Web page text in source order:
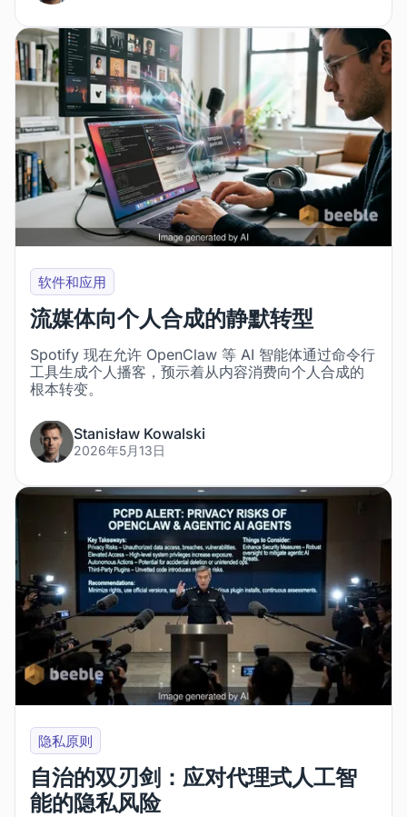
软件和应用
流媒体向个人合成的静默转型
Spotify 现在允许 OpenClaw 等 AI 智能体通过命令行
工具生成个人播客，预示着从内容消费向个人合成的
根本转变。
Stanisław Kowalski
2026年5月13日
隐私原则
自治的双刃剑：应对代理式人工智
能的隐私风险